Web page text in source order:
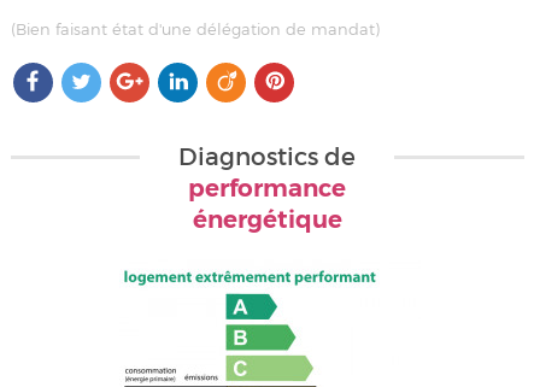
(Bien faisant état d'une délégation de mandat)
Diagnostics de
performance
énergétique